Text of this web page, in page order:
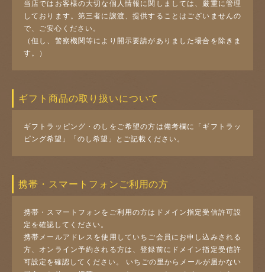
当店ではお客様の大切な個人情報に関しましては、厳重に管理
しております。第三者に譲渡、提供することはございませんの
で、ご安心ください。
（但し、警察機関等により開示要請がありました場合を除きま
す。）
ギフト商品の取り扱いについて
ギフトラッピング・のしをご希望の方は備考欄に「ギフトラッ
ピング希望」「のし希望」とご記載ください。
携帯・スマートフォンご利用の方
携帯・スマートフォンをご利用の方はドメイン指定受信許可設
定を確認してください。
携帯メールアドレスを使用していちご会員にお申し込みされる
方、オンライン予約される方は、登録前にドメイン指定受信許
可設定を確認してください。 いちごの里からメールが届かない